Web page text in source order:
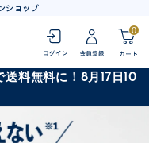
ショップ
0
料無料に！8月17日10